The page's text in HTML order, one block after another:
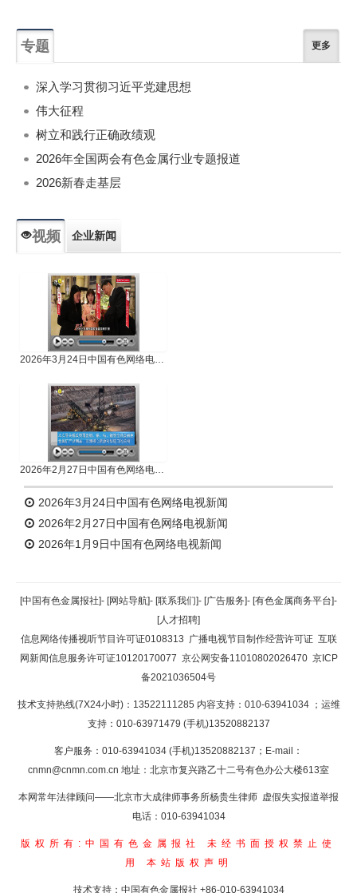
专题 更多
深入学习贯彻习近平党建思想
伟大征程
树立和践行正确政绩观
2026年全国两会有色金属行业专题报道
2026新春走基层
视频 企业新闻
2026年3月24日中国有色网络电视新闻
2026年2月27日中国有色网络电视新闻
2026年3月24日中国有色网络电视新闻
2026年2月27日中国有色网络电视新闻
2026年1月9日中国有色网络电视新闻
[中国有色金属报社]- [网站导航]- [联系我们]- [广告服务]- [有色金属商务平台]-
[人才招聘]
信息网络传播视听节目许可证0108313 广播电视节目制作经营许可证 互联
网新闻信息服务许可证10120170077 京公网安备11010802026470 京ICP
备2021036504号
技术支持热线(7X24小时)：13522111285 内容支持：010-63941034 ；运维
支持：010-63971479 (手机)13520882137
客户服务：010-63941034 (手机)13520882137；E-mail：
cnmn@cnmn.com.cn 地址：北京市复兴路乙十二号有色办公大楼613室
本网常年法律顾问——北京市大成律师事务所杨贵生律师 虚假失实报道举报
电话：010-63941034
版权所有:中国有色金属报社
未经书面授权禁止使
用 本站版权声明
技术支持：中国有色金属报社 +86-010-63941034